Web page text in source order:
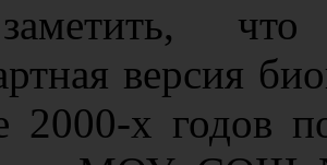
что
версия
2000-х